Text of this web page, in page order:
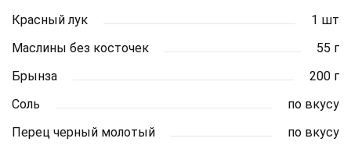
Красный лук
1 шт
Маслины без косточек
55 г
Брынза
200 г
Соль
по вкусу
Перец черный молотый
по вкусу